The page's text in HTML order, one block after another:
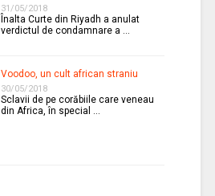
31/05/2018
Înalta Curte din Riyadh a anulat
verdictul de condamnare a …
Voodoo, un cult african straniu
30/05/2018
Sclavii de pe corăbiile care veneau
din Africa, în special …